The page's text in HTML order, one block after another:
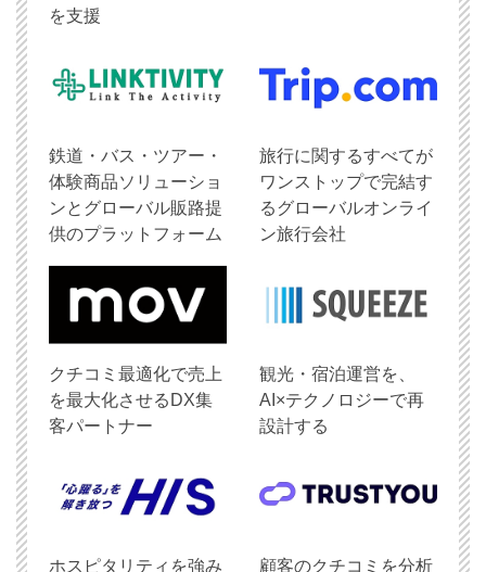
を支援
鉄道・バス・ツアー・
体験商品ソリューショ
ンとグローバル販路提
供のプラットフォーム
旅行に関するすべてが
ワンストップで完結す
るグローバルオンライ
ン旅行会社
クチコミ最適化で売上
を最大化させるDX集
客パートナー
観光・宿泊運営を、
AI×テクノロジーで再
設計する
ホスピタリティを強み
顧客のクチコミを分析